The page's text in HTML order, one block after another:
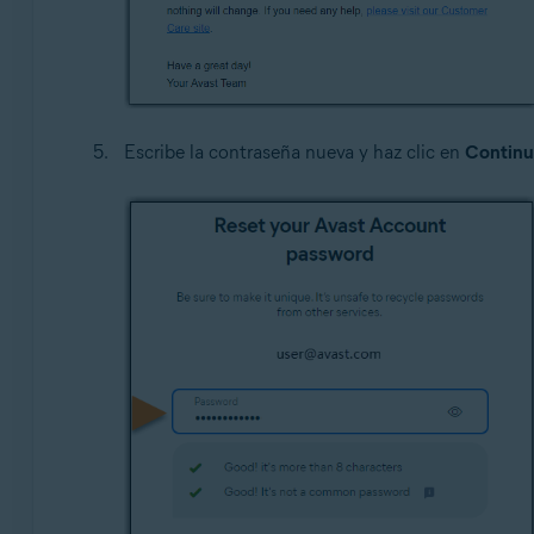
Escribe la contraseña nueva y haz clic en